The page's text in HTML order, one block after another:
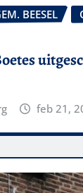
BEESEL
feb 21,